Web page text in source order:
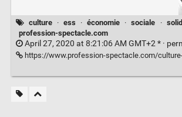
culture · ess · économie · sociale ·
profession-spectacle.com
April 27, 2020 at 8:21:06 AM GMT+2 * ·
https://www.profession-spectacle.com/culture-et-ess-